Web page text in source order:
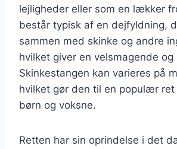
lejligheder eller som en lækker
består typisk af en dejfyldning,
sammen med skinke og andre
hvilket giver en velsmagende
Skinkestangen kan varieres på
hvilket gør den til en populær
børn og voksne.
Retten har sin oprindelse i det